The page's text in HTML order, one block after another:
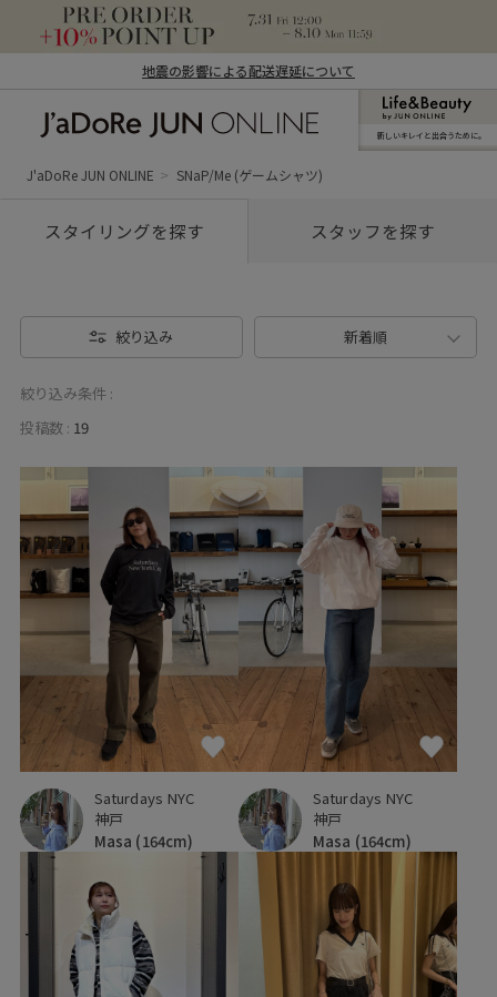
地震の影響による配送遅延について
ン オンライン）
新しいキレイと出合うために。
J'aDoRe JUN ONLINE SNaP/Me (ゲームシャツ)
スタイリングを探す スタッフを探す
絞り込み 新着順
絞り込み条件 :
投稿数 : 19
Saturdays NYC
神戸
Masa (164cm)
Saturdays NYC
神戸
Masa (164cm)